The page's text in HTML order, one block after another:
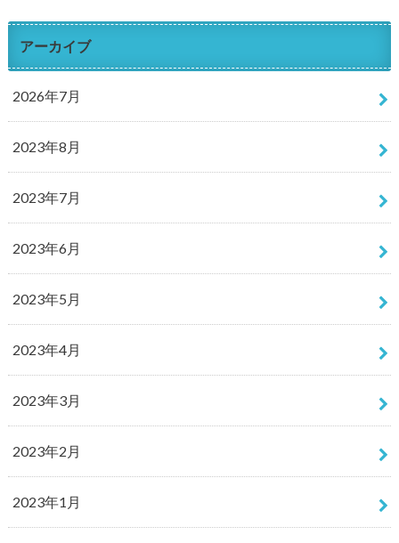
アーカイブ
2026年7月
2023年8月
2023年7月
2023年6月
2023年5月
2023年4月
2023年3月
2023年2月
2023年1月